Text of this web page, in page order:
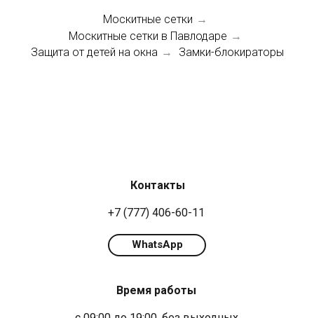
Москитные сетки →
Москитные сетки в Павлодаре →
Защита от детей на окна → Замки-блокираторы
+7 (777) 406-60-11
Время работы
Контакты
WhatsApp